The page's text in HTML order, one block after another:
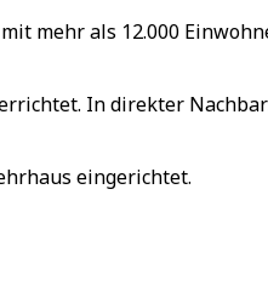
mehr als 12.000
In direkter
eingerichtet.